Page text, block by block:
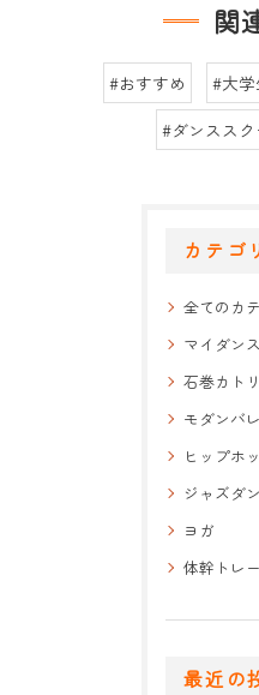
関
#おすすめ #大学
#ダンスス
カテゴ
全てのカ
マイダン
石巻カト
モダンバ
ヒップホ
ジャズダ
ヨガ
体幹トレ
最近の